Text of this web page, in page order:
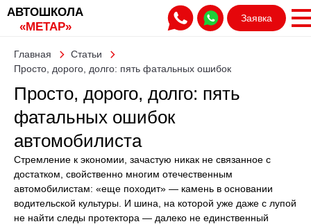
АВТОШКОЛА
«МЕТАР»
Заявка
Главная
Статьи
Просто, дорого, долго: пять фатальных ошибок
Просто, дорого, долго: пять
фатальных ошибок
автомобилиста
Стремление к экономии, зачастую никак не связанное с
достатком, свойственно многим отечественным
автомобилистам: «еще походит» — камень в основании
водительской культуры. И шина, на которой уже даже с лупой
не найти следы протектора — далеко не единственный